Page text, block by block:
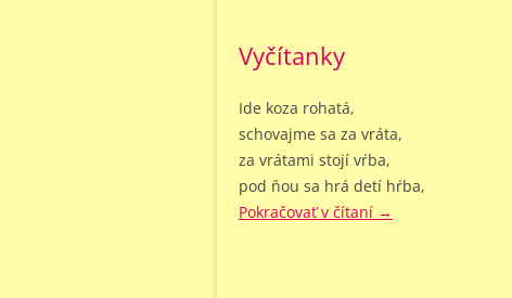
Vyčítanky
Ide koza rohatá,
schovajme sa za vráta,
za vrátami stojí vŕba,
pod ňou sa hrá detí hŕba,
Pokračovať v čítaní →